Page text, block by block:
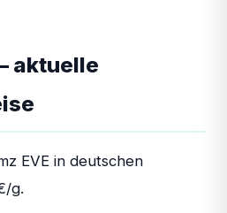
aktuelle
EVE in deutschen
g.